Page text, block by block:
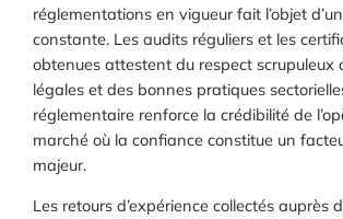
réglementations en vigueur fait l’objet
constante. Les audits réguliers et les
obtenues attestent du respect scrupuleux
légales et des bonnes pratiques
réglementaire renforce la crédibilité de
marché où la confiance constitue un
majeur.
Les retours d’expérience collectés auprès